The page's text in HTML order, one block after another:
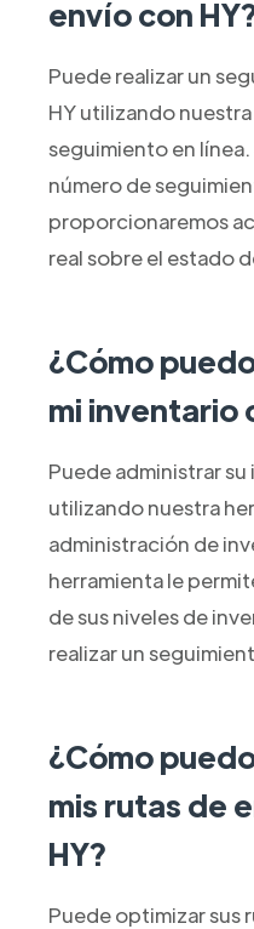
envío con
Puede realizar un
HY utilizando
seguimiento en
número de
proporcionaremos
real sobre el estado
¿Cómo
mi inventario
Puede administrar
utilizando nuestra
administración de
herramienta le
de sus niveles de
realizar un
¿Cómo
mis rutas de
HY?
Puede optimizar sus